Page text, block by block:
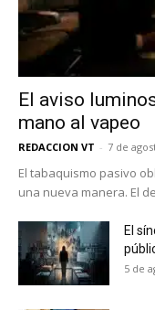
El aviso
mano al vapeo
REDACCION VT - 7 de
El tabaquismo pasivo
una nueva manera. El
El
5 de